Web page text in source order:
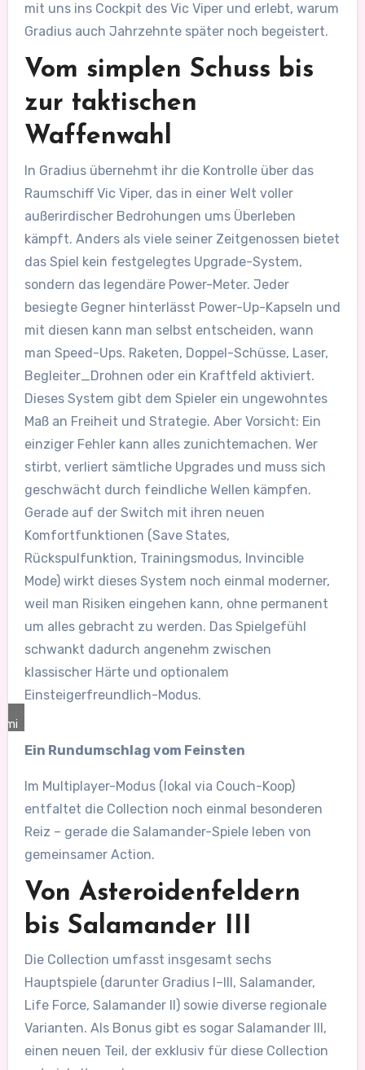
mit uns ins Cockpit des Vic Viper und erlebt, warum
Gradius auch Jahrzehnte später noch begeistert.
Vom simplen Schuss bis
zur taktischen
Waffenwahl
In Gradius übernehmt ihr die Kontrolle über das
Raumschiff Vic Viper, das in einer Welt voller
außerirdischer Bedrohungen ums Überleben
kämpft. Anders als viele seiner Zeitgenossen bietet
das Spiel kein festgelegtes Upgrade-System,
sondern das legendäre Power-Meter. Jeder
besiegte Gegner hinterlässt Power-Up-Kapseln und
mit diesen kann man selbst entscheiden, wann
man Speed-Ups. Raketen, Doppel-Schüsse, Laser,
Begleiter_Drohnen oder ein Kraftfeld aktiviert.
Dieses System gibt dem Spieler ein ungewohntes
Maß an Freiheit und Strategie. Aber Vorsicht: Ein
einziger Fehler kann alles zunichtemachen. Wer
stirbt, verliert sämtliche Upgrades und muss sich
geschwächt durch feindliche Wellen kämpfen.
Gerade auf der Switch mit ihren neuen
Komfortfunktionen (Save States,
Rückspulfunktion, Trainingsmodus, Invincible
Mode) wirkt dieses System noch einmal moderner,
weil man Risiken eingehen kann, ohne permanent
um alles gebracht zu werden. Das Spielgefühl
schwankt dadurch angenehm zwischen
klassischer Härte und optionalem
Einsteigerfreundlich-Modus.
Ein Rundumschlag vom Feinsten
Im Multiplayer-Modus (lokal via Couch-Koop)
entfaltet die Collection noch einmal besonderen
Reiz – gerade die Salamander-Spiele leben von
gemeinsamer Action.
Von Asteroidenfeldern
bis Salamander III
Die Collection umfasst insgesamt sechs
Hauptspiele (darunter Gradius I–III, Salamander,
Life Force, Salamander II) sowie diverse regionale
Varianten. Als Bonus gibt es sogar Salamander III,
einen neuen Teil, der exklusiv für diese Collection